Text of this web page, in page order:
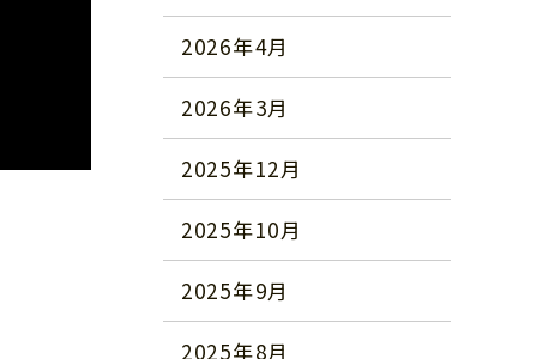
2026年4月
2026年3月
2025年12月
2025年10月
2025年9月
2025年8月